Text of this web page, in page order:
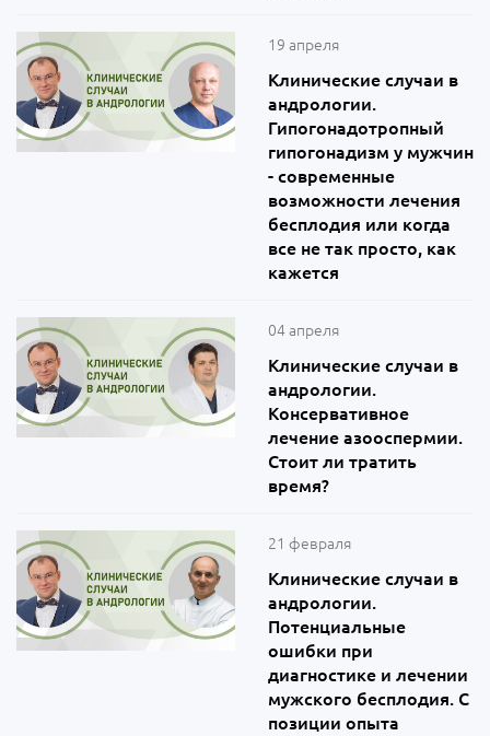
19 апреля
Клинические случаи в
андрологии.
Гипогонадотропный
гипогонадизм у мужчин
- современные
возможности лечения
бесплодия или когда
все не так просто, как
кажется
04 апреля
Клинические случаи в
андрологии.
Консервативное
лечение азооспермии.
Стоит ли тратить
время?
21 февраля
Клинические случаи в
андрологии.
Потенциальные
ошибки при
диагностике и лечении
мужского бесплодия. С
позиции опыта